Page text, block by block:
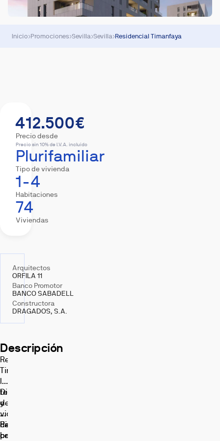
Inicio›Promociones›Sevilla›Sevilla›Residencial Timanfaya
412.500€
Precio desde
Precio sin 10% de I.V.A. incluido
Plurifamiliar
Tipo de vivienda
1-4
Habitaciones
74
Viviendas
Arquitectos
ORFILA 11
Banco Promotor
BANCO SABADELL
Constructora
DRAGADOS, S.A.
Descripción
Residencial
Timanfaya:
luz,
terrazas
y
vida
de
barrio
Disfruta
de:
•
Piscina
comunitaria.
La
promoción